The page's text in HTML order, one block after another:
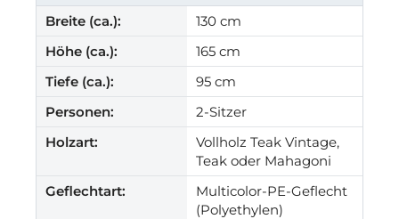
Breite (ca.):
130 cm
Höhe (ca.):
165 cm
Tiefe (ca.):
95 cm
Personen:
2-Sitzer
Holzart:
Vollholz Teak Vintage,
Teak oder Mahagoni
Geflechtart:
Multicolor-PE-Geflecht
(Polyethylen)